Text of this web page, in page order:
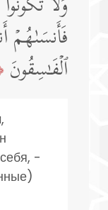
فَأَنسَىٰهُمۡ
ٱلۡفَـٰسِقُونَ
-